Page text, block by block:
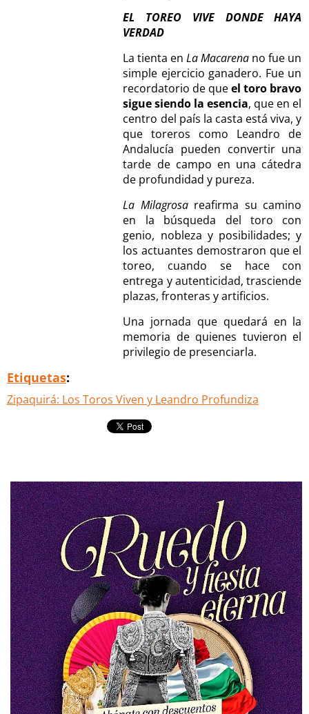
EL TOREO VIVE DONDE HAYA
VERDAD
La tienta enLa Macarena no fue un
simple ejercicio ganadero. Fue un
recordatorio de queel toro bravo
sigue siendo la esencia, que en el
centro del país la casta está viva, y
que toreros como Leandro de
Andalucía pueden convertir una
tarde de campo en una cátedra
de profundidad y pureza.
La Milagrosareafirma su camino
en la búsqueda del toro con
genio, nobleza y posibilidades; y
los actuantes demostraron que el
toreo, cuando se hace con
entrega y autenticidad, trasciende
plazas, fronteras y artificios.
Una jornada que quedará en la
memoria de quienes tuvieron el
privilegio de presenciarla.
Etiquetas:
Zipaquirá: Los Toros Viven y Leandro Profundiza